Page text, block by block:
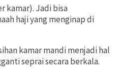
kamar). Jadi bisa
haji yang menginap di
kamar mandi menjadi hal
seprai secara berkala.